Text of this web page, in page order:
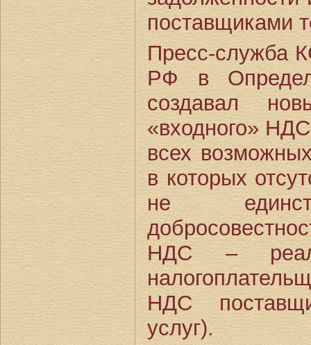
поставщиками
Пресс-служба
РФ в
создавал
«входного»
всех
в которых
не
НДС –
НДС
услуг).